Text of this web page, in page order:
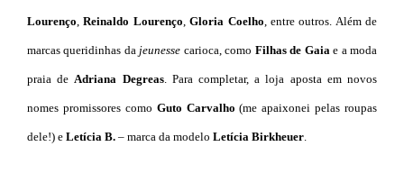
Lourenço ,Reinaldo Lourenço ,Gloria Coelho , entre outros. Além de
marcas queridinhas da jeunesse carioca, como Filhas de Gaia e a moda
praia de Adriana Degreas. Para completar, a loja aposta em novos
nomes promissores como Guto Carvalho (me apaixonei pelas roupas
dele!) e Letícia B. – marca da modelo Letícia Birkheuer